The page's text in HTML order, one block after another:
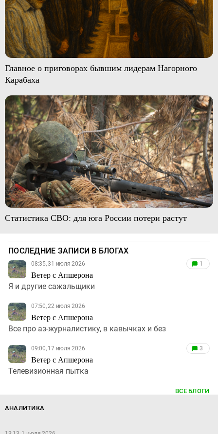
Главное о приговорах бывшим лидерам Нагорного
Карабаха
Статистика СВО: для юга России потери растут
ПОСЛЕДНИЕ ЗАПИСИ В БЛОГАХ
08:35, 31 июля 2026
Ветер с Апшерона
1
Я и другие сажальщики
07:50, 22 июля 2026
Ветер с Апшерона
Все про аз-журналистику, в кавычках и без
09:00, 17 июля 2026
Ветер с Апшерона
3
Телевизионная пытка
ВСЕ БЛОГИ
АНАЛИТИКА